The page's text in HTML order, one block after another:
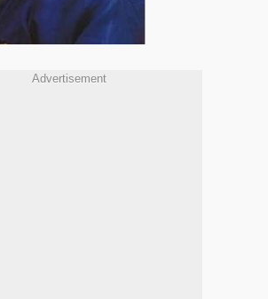
Advertisement